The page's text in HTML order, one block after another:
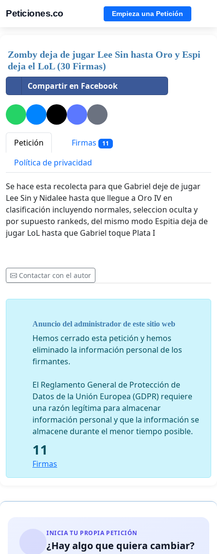
Peticiones.co Empieza una Petición
Zomby deja de jugar Lee Sin hasta Oro y Espi
deja el LoL (30 Firmas)
Compartir en Facebook
Petición Firmas 11
Política de privacidad
Se hace esta recolecta para que Gabriel deje de jugar
Lee Sin y Nidalee hasta que llegue a Oro IV en
clasificación incluyendo normales, seleccion oculta y
por supuesto rankeds, del mismo modo Espitia deja de
jugar LoL hasta que Gabriel toque Plata I
Contactar con el autor
Anuncio del administrador de este sitio web
Hemos cerrado esta petición y hemos
eliminado la información personal de los
firmantes.
El Reglamento General de Protección de
Datos de la Unión Europea (GDPR) requiere
una razón legítima para almacenar
información personal y que la información se
almacene durante el menor tiempo posible.
11
Firmas
INICIA TU PROPIA PETICIÓN
¿Hay algo que quiera cambiar?